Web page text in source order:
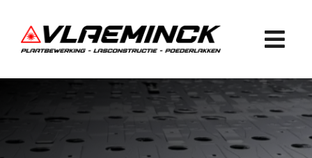
naar
inhoud
Plaatbewerking